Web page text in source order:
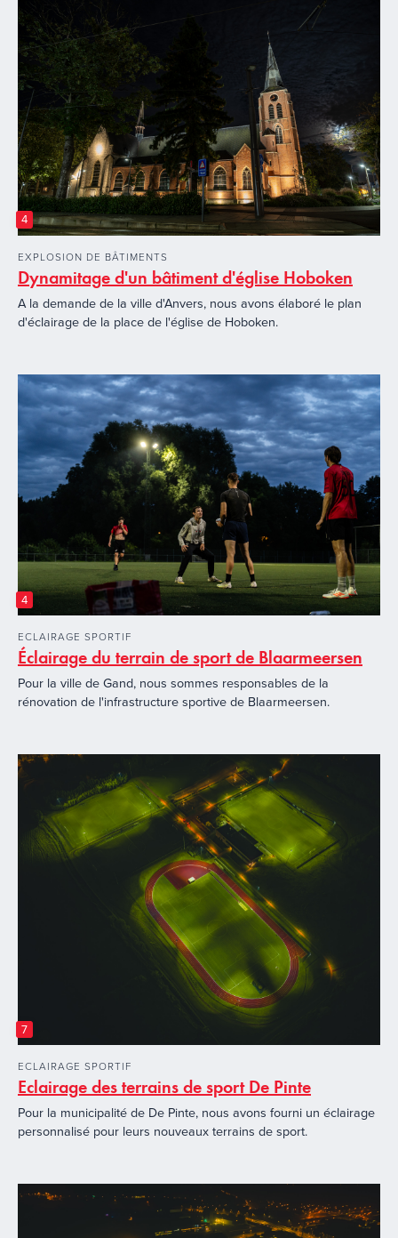
4
EXPLOSION DE BÂTIMENTS
Dynamitage d'un bâtiment d'église Hoboken
A la demande de la ville d'Anvers, nous avons élaboré le plan
d'éclairage de la place de l'église de Hoboken.
4
ECLAIRAGE SPORTIF
Éclairage du terrain de sport de Blaarmeersen
Pour la ville de Gand, nous sommes responsables de la
rénovation de l'infrastructure sportive de Blaarmeersen.
7
ECLAIRAGE SPORTIF
Eclairage des terrains de sport De Pinte
Pour la municipalité de De Pinte, nous avons fourni un éclairage
personnalisé pour leurs nouveaux terrains de sport.